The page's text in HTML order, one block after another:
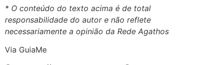
* O conteúdo do texto acima é de total
responsabilidade do autor e não reflete
necessariamente a opinião da Rede Agathos
Via GuiaMe